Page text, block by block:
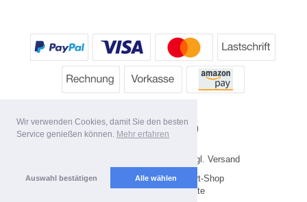
Wir verwenden Cookies, damit Sie den besten
Service genießen können. Mehr erfahren
Auswahl bestätigen Alle wählen
* Alle Preise inkl. MwSt. evtl. zzgl. Versand
Copyright 2026 by HP's Sport-Shop
Mobile Shop by Shopgate